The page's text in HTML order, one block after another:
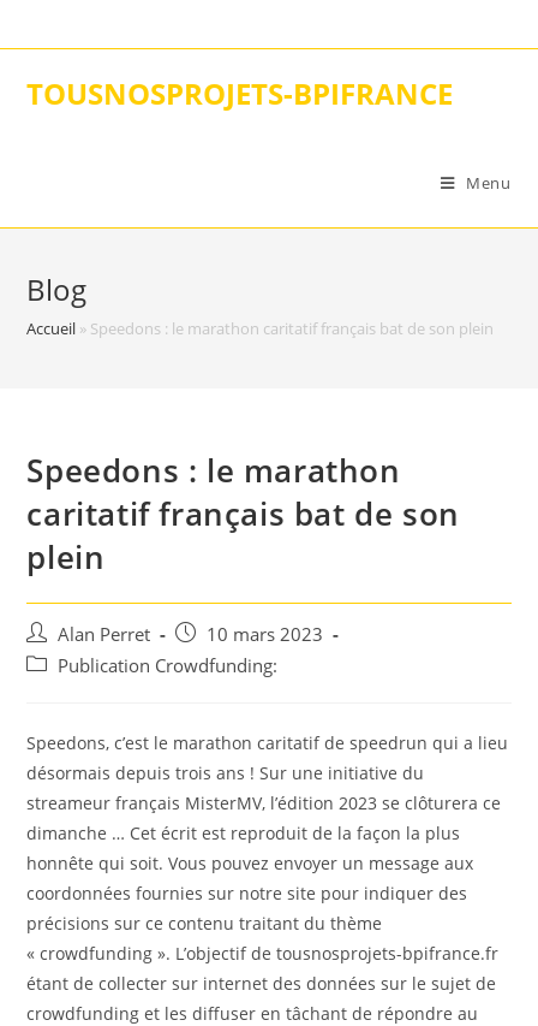
to
TOUSNOSPROJETS-BPIFRANCE
Menu
Blog
Accueil » Speedons : le marathon caritatif français bat de son plein
Speedons : le marathon
caritatif français bat de son
plein
Auteur/autrice
de
Alan Perret
Post
published:
10 mars 2023
PostPublication Crowdfunding:
Speedons, c’est le marathon caritatif de speedrun qui a lieu
désormais depuis trois ans ! Sur une initiative du
streameur français MisterMV, l’édition 2023 se clôturera ce
dimanche … Cet écrit est reproduit de la façon la plus
honnête qui soit. Vous pouvez envoyer un message aux
coordonnées fournies sur notre site pour indiquer des
précisions sur ce contenu traitant du thème
« crowdfunding ». L’objectif de tousnosprojets-bpifrance.fr
étant de collecter sur internet des données sur le sujet de
crowdfunding et les diffuser en tâchant de répondre au